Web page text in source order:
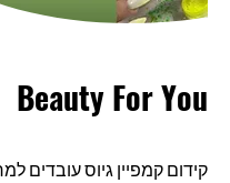
Beauty For You
קידום קמפיין גיוס עובדים